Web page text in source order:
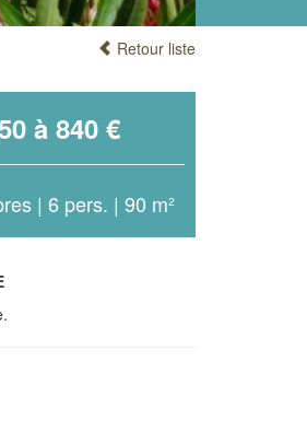
Retour liste
à 840 €
| 6 pers. | 90 m²